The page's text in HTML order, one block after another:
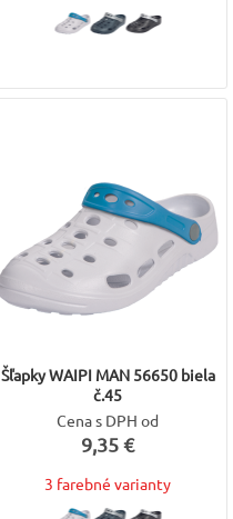
Šľapky WAIPI MAN 56650 biela
č.45
Cena s DPH od
9,35 €
3 farebné varianty